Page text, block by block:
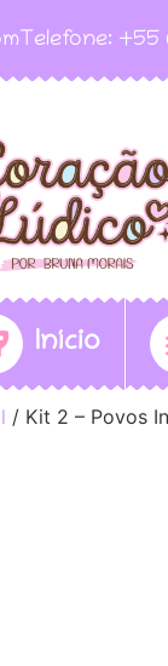
Telefone: +55
Início
/ Kit 2 – Povos